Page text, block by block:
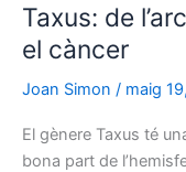
amb
beneficis
la
cognitiva
Taxus: de
el càncer
Joan Simon / maig
El gènere Taxus té
bona part de